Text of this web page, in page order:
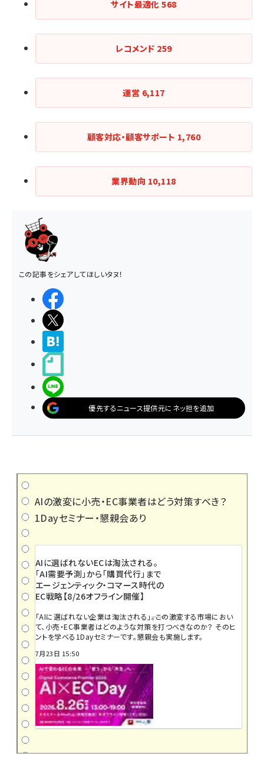
サイト最適化568
レコメンド 259
運営 6,117
顧客対応・顧客サポート 1,760
業界動向 10,118
この記事をシェアしてほしいタヌ！
優先するニュース提供元にネッ担を追加
AIの激変に小売・EC事業者はどう対策すべき？
1Dayセミナー・懇親会あり
AIに選ばれないECは淘汰される。
「AI需要予測」から「購買代行」まで
エージェンティック・コマース時代の
EC戦略【8/26オフライン開催】
「AIに選ばれない企業は淘汰される」――。この激変する市場におい
て、小売・EC事業者はどのような対策を打つべきなのか？ そのヒ
ントを学べる1Dayセミナーです。懇親会も実施します。
7月23日 15:50